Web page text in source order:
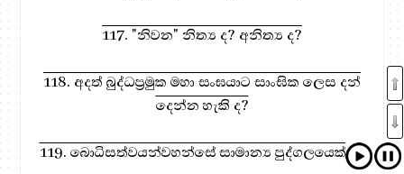
117. "නිවන" නිත්‍ය ද? අනිත්‍ය ද?
118. අදත් බුද්ධප්‍රමුක මහා සංඝයාට සාංඝික ලෙස දන්
දෙන්න හැකි ද?
119. බොධිසත්වයන්වහන්සේ සාමාන්‍ය පුද්ගලයෙක් ද?